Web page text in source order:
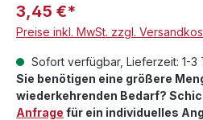
3,45 €*
Preise inkl. MwSt. zzgl.
Sofort verfügbar, Lieferzeit: 1-3
Sie benötigen eine größere
wiederkehrenden Bedarf?
Anfrage für ein individuelles